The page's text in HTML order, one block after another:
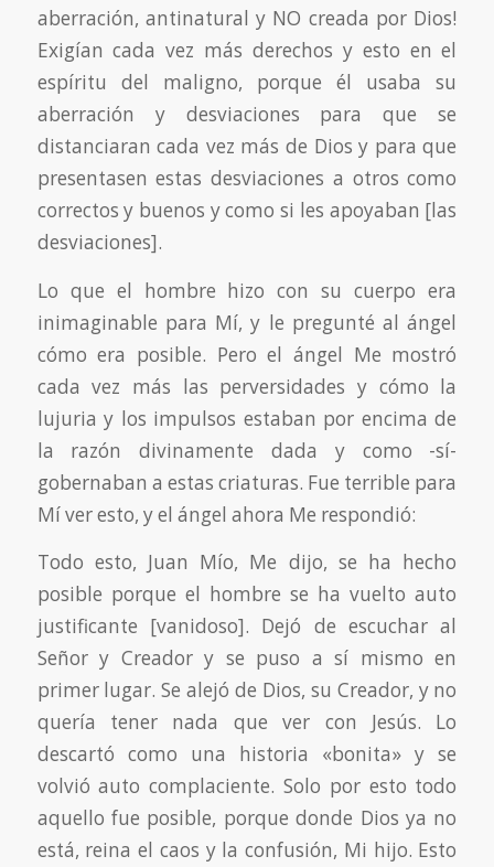
aberración, antinatural y NO creada por Dios!
Exigían cada vez más derechos y esto en el
espíritu del maligno, porque él usaba su
aberración y desviaciones para que se
distanciaran cada vez más de Dios y para que
presentasen estas desviaciones a otros como
correctos y buenos y como si les apoyaban [las
desviaciones].
Lo que el hombre hizo con su cuerpo era
inimaginable para Mí, y le pregunté al ángel
cómo era posible. Pero el ángel Me mostró
cada vez más las perversidades y cómo la
lujuria y los impulsos estaban por encima de
la razón divinamente dada y como -sí-
gobernaban a estas criaturas. Fue terrible para
Mí ver esto, y el ángel ahora Me respondió:
Todo esto, Juan Mío, Me dijo, se ha hecho
posible porque el hombre se ha vuelto auto
justificante [vanidoso]. Dejó de escuchar al
Señor y Creador y se puso a sí mismo en
primer lugar. Se alejó de Dios, su Creador, y no
quería tener nada que ver con Jesús. Lo
descartó como una historia «bonita» y se
volvió auto complaciente. Solo por esto todo
aquello fue posible, porque donde Dios ya no
está, reina el caos y la confusión, Mi hijo. Esto